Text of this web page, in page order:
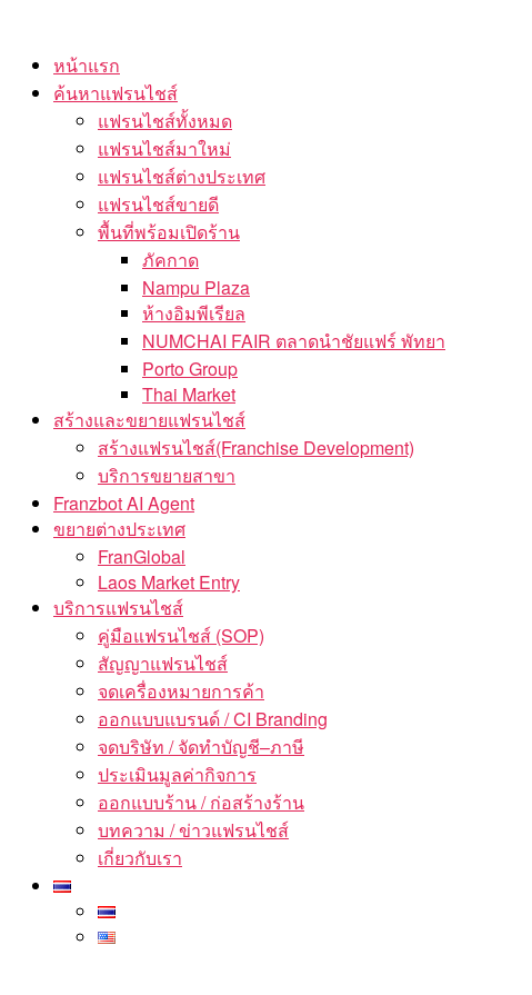
content
หน้าแรก
ค้นหาแฟรนไชส์
แฟรนไชส์ทั้งหมด
แฟรนไชส์มาใหม่
แฟรนไชส์ต่างประเทศ
แฟรนไชส์ขายดี
พื้นที่พร้อมเปิดร้าน
ภัคกาด
Nampu Plaza
ห้างอิมพีเรียล
NUMCHAI FAIR ตลาดนำชัยแฟร์ พัทยา
Porto Group
Thai Market
สร้างและขยายแฟรนไชส์
สร้างแฟรนไชส์(Franchise Development)
บริการขยายสาขา
Franzbot AI Agent
ขยายต่างประเทศ
FranGlobal
Laos Market Entry
บริการแฟรนไชส์
คู่มือแฟรนไชส์ (SOP)
สัญญาแฟรนไชส์
จดเครื่องหมายการค้า
ออกแบบแบรนด์ / CI Branding
จดบริษัท / จัดทำบัญชี–ภาษี
ประเมินมูลค่ากิจการ
ออกแบบร้าน / ก่อสร้างร้าน
บทความ / ข่าวแฟรนไชส์
เกี่ยวกับเรา